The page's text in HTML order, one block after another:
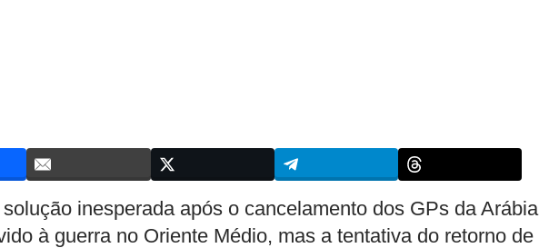
inesperada após o cancelamento dos GPs da Arábia
à guerra no Oriente Médio, mas a tentativa do retorno de